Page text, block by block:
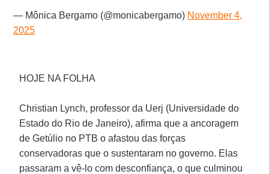
— Mônica Bergamo (@monicabergamo) November 4,
2025
HOJE NA FOLHA
Christian Lynch, professor da Uerj (Universidade do
Estado do Rio de Janeiro), afirma que a ancoragem
de Getúlio no PTB o afastou das forças
conservadoras que o sustentaram no governo. Elas
passaram a vê-lo com desconfiança, o que culminou